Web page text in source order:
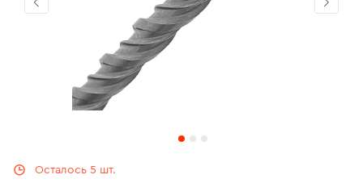
Осталось 5 шт.